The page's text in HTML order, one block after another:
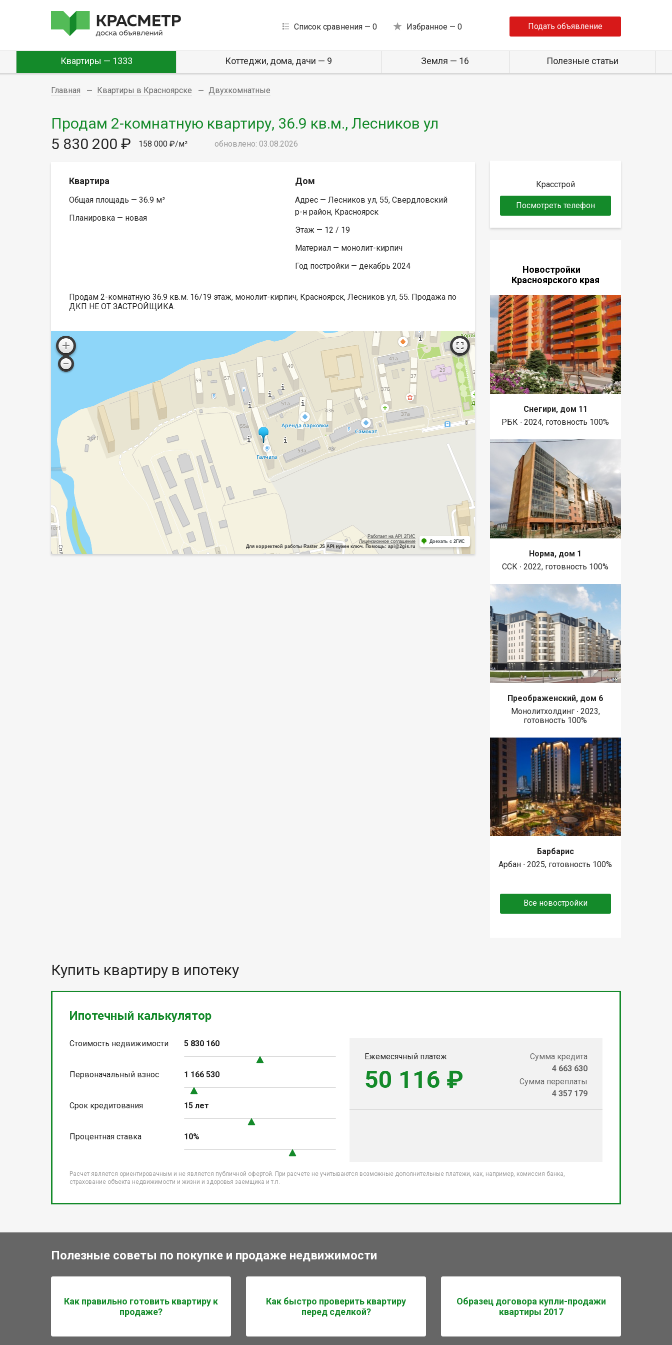
Список сравнения — 0 Избранное — 0 Подать объявление
Квартиры — 1333 Коттеджи, дома, дачи — 9 Земля — 16 Полезные статьи
Главная Квартиры в Красноярске Двухкомнатные
Продам 2-комнатную квартиру, 36.9 кв.м., Лесников ул
5 830 200 ₽
158 000 ₽/м² обновлено: 03.08.2026
Квартира
Общая площадь — 36.9 м²
Планировка — новая
Дом
Адрес — Лесников ул, 55, Свердловский
р-н район, Красноярск
Этаж — 12 / 19
Материал — монолит-кирпич
Год постройки — декабрь 2024
Продам 2-комнатную 36.9 кв.м. 16/19 этаж, монолит-кирпич, Красноярск, Лесников ул, 55. Продажа по
ДКП НЕ ОТ ЗАСТРОЙЩИКА.
Работает на API 2ГИС
Лицензионное соглашение
Для корректной работы Raster JS API нужен ключ. Помощь: api@2gis.ru
Доехать с 2ГИС
Красстрой
Посмотреть телефон
Новостройки
Красноярского края
Снегири, дом 11
РБК ∙ 2024, готовность 100%
Норма, дом 1
ССК ∙ 2022, готовность 100%
Преображенский, дом 6
Монолитхолдинг ∙ 2023,
готовность 100%
Барбарис
Арбан ∙ 2025, готовность 100%
Все новостройки
Купить квартиру в ипотеку
Ипотечный калькулятор
Стоимость недвижимости 5 830 160
Первоначальный взнос 1 166 530
Срок кредитования 15 лет
Процентная ставка 10%
Ежемесячный платеж
50 116 ₽
Сумма кредита
4 663 630
Сумма переплаты
4 357 179
Расчет является ориентировачным и не является публичной офертой. При расчете не учитываются возможные дополнительные платежи, как, например, комиссия банка,
страхование объекта недвижимости и жизни и здоровья заемщика и т.п.
Полезные советы по покупке и продаже недвижимости
Как правильно готовить квартиру к
продаже?
Как быстро проверить квартиру
перед сделкой?
Образец договора купли-продажи
квартиры 2017